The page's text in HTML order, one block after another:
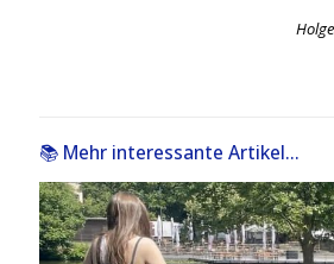
📚 Mehr interessante Artikel...